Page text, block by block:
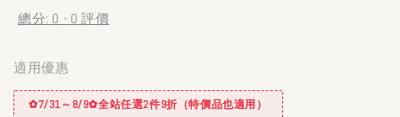
總分: 0 - 0 評價
適用優惠
✿7/31～8/9✿全站任選2件9折（特價品也適用）